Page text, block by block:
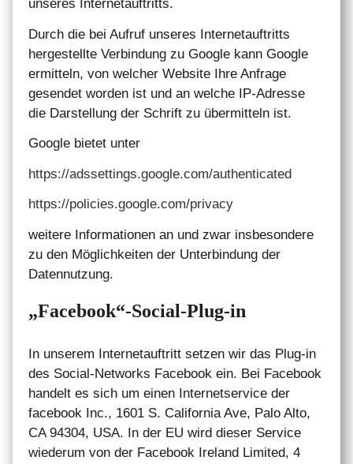
unseres Internetauftritts.
Durch die bei Aufruf unseres Internetauftritts
hergestellte Verbindung zu Google kann Google
ermitteln, von welcher Website Ihre Anfrage
gesendet worden ist und an welche IP-Adresse
die Darstellung der Schrift zu übermitteln ist.
Google bietet unter
https://adssettings.google.com/authenticated
https://policies.google.com/privacy
weitere Informationen an und zwar insbesondere
zu den Möglichkeiten der Unterbindung der
Datennutzung.
„Facebook“-Social-Plug-in
In unserem Internetauftritt setzen wir das Plug-in
des Social-Networks Facebook ein. Bei Facebook
handelt es sich um einen Internetservice der
facebook Inc., 1601 S. California Ave, Palo Alto,
CA 94304, USA. In der EU wird dieser Service
wiederum von der Facebook Ireland Limited, 4